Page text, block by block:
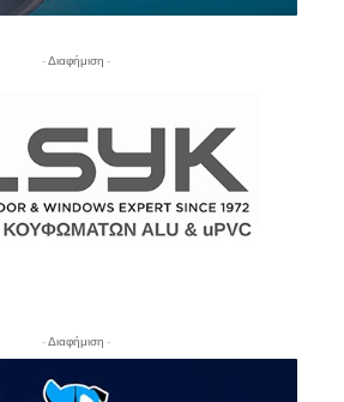
- Διαφήμιση -
- Διαφήμιση -